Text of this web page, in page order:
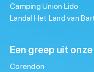
Camping Union Lido
Landal Het Land van
Een greep uit
Corendon